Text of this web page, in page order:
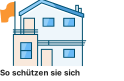
So schützen sie sich